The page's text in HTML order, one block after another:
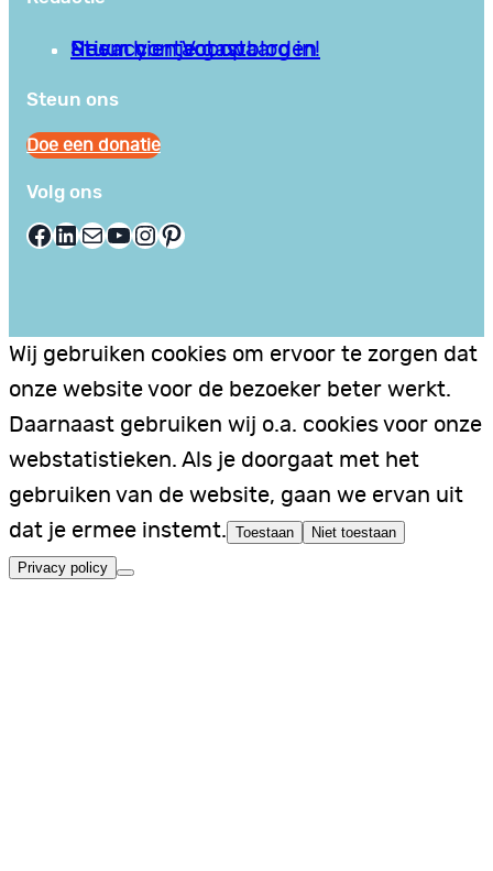
Privacy en Voorwaarden
Stuur hier je gastblog in!
Neem contact op
Steun ons
Doe een donatie
Volg ons
Facebook LinkedIn E-mail YouTube InstagramPinterest
Wij gebruiken cookies om ervoor te zorgen dat
onze website voor de bezoeker beter werkt.
Daarnaast gebruiken wij o.a. cookies voor onze
webstatistieken. Als je doorgaat met het
gebruiken van de website, gaan we ervan uit
dat je ermee instemt. Toestaan Niet toestaan
Privacy policy